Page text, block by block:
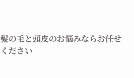
髪の毛と頭皮のお悩みならお任せ
ください